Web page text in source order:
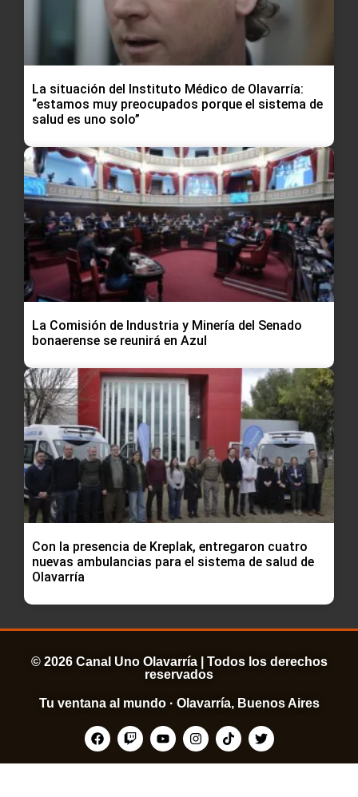
La situación del Instituto Médico de Olavarría:
“estamos muy preocupados porque el sistema de
salud es uno solo”
La Comisión de Industria y Minería del Senado
bonaerense se reunirá en Azul
Con la presencia de Kreplak, entregaron cuatro
nuevas ambulancias para el sistema de salud de
Olavarría
© 2026 Canal Uno Olavarría | Todos los derechos
reservados
Tu ventana al mundo · Olavarría, Buenos Aires